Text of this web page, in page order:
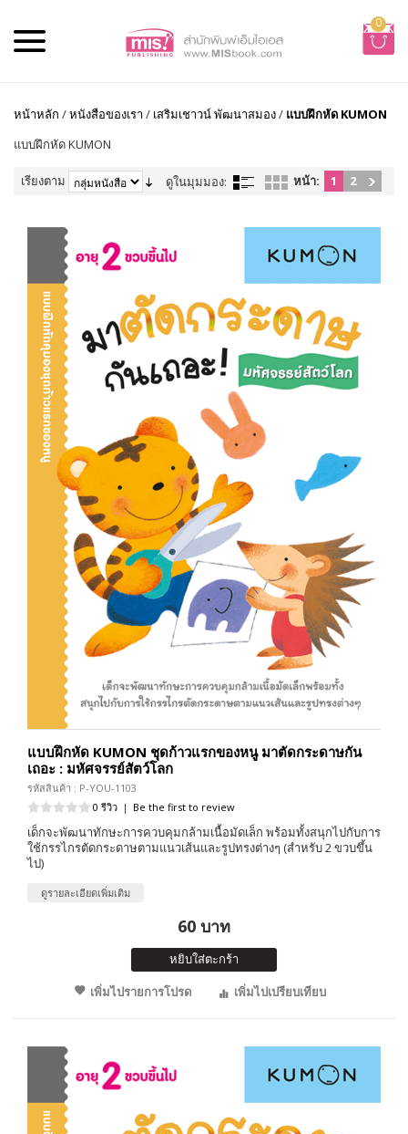
0
หน้าหลัก /หนังสือของเรา / เสริมเชาวน์ พัฒนาสมอง/ แบบฝึกหัด KUMON
แบบฝึกหัด KUMON
เรียงตาม ดูในมุมมอง: หน้า: 1 2
แบบฝึกหัด KUMON ชุดก้าวแรกของหนู มาตัดกระดาษกัน
เถอะ : มหัศจรรย์สัตว์โลก
รหัสสินค้า : P-YOU-1103
0 รีวิว | Be the first to review
เด็กจะพัฒนาทักษะการควบคุมกล้ามเนื้อมัดเล็ก พร้อมทั้งสนุกไปกับการ
ใช้กรรไกรตัดกระดาษตามแนวเส้นและรูปทรงต่างๆ (สำหรับ 2 ขวบขึ้น
ไป)
ดูรายละเอียดเพิ่มเติม
60 บาท
หยิบใส่ตะกร้า
เพิ่มไปรายการโปรด
เพิ่มไปเปรียบเทียบ